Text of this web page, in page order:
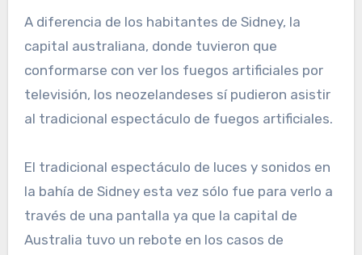
A diferencia de los habitantes de Sidney, la
capital australiana, donde tuvieron que
conformarse con ver los fuegos artificiales por
televisión, los neozelandeses sí pudieron asistir
al tradicional espectáculo de fuegos artificiales.
El tradicional espectáculo de luces y sonidos en
la bahía de Sidney esta vez sólo fue para verlo a
través de una pantalla ya que la capital de
Australia tuvo un rebote en los casos de